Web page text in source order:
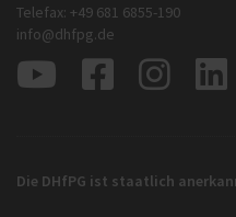
Telefax: +49 681 6855-190
info@dhfpg.de
Die DHfPG ist staatlich